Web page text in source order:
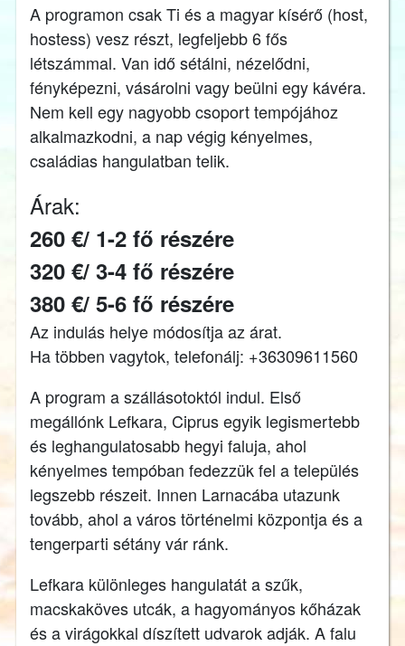
A programon csak Ti és a magyar kísérő (host,
hostess) vesz részt, legfeljebb 6 fős
létszámmal. Van idő sétálni, nézelődni,
fényképezni, vásárolni vagy beülni egy kávéra.
Nem kell egy nagyobb csoport tempójához
alkalmazkodni, a nap végig kényelmes,
családias hangulatban telik.
Árak:
260 €/ 1-2 fő részére
320 €/ 3-4 fő részére
380 €/ 5-6 fő részére
Az indulás helye módosítja az árat.
Ha többen vagytok, telefonálj: +36309611560
A program a szállásotoktól indul. Első
megállónk Lefkara, Ciprus egyik legismertebb
és leghangulatosabb hegyi faluja, ahol
kényelmes tempóban fedezzük fel a település
legszebb részeit. Innen Larnacába utazunk
tovább, ahol a város történelmi központja és a
tengerparti sétány vár ránk.
Lefkara különleges hangulatát a szűk,
macskaköves utcák, a hagyományos kőházak
és a virágokkal díszített udvarok adják. A falu